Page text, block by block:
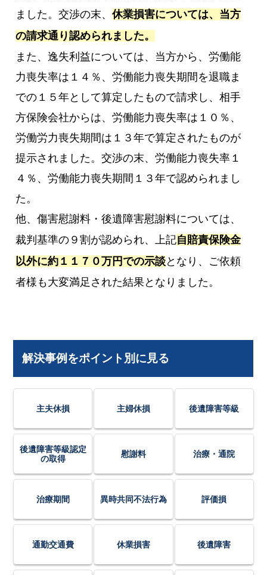
ました。交渉の末、休業損害については、当方
の請求通り認められました。
また、逸失利益については、当方から、労働能
力喪失率は１４％、労働能力喪失期間を退職ま
での１５年として算定したもので請求し、相手
方保険会社からは、労働能力喪失率は１０％、
労働労力喪失期間は１３年で算定されたものが
提示されました。交渉の末、労働能力喪失率１
４％、労働能力喪失期間１３年で認められまし
た。
他、傷害慰謝料・後遺障害慰謝料については、
裁判基準の９割が認められ、上記自賠責保険金
以外に約１１７０万円での示談となり、ご依頼
者様も大変満足された結果となりました。
解決事例をポイント別に見る
主夫休損 主婦休損 後遺障害等級
後遺障害等級認定
の取得
慰謝料 治療・通院
治療期間 異時共同不法行為 評価損
通勤交通費 休業損害 後遺障害